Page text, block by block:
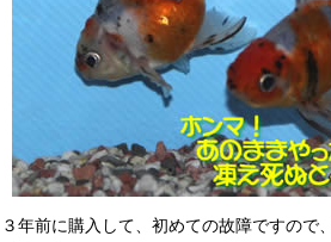
３年前に購入して、初めての故障ですので